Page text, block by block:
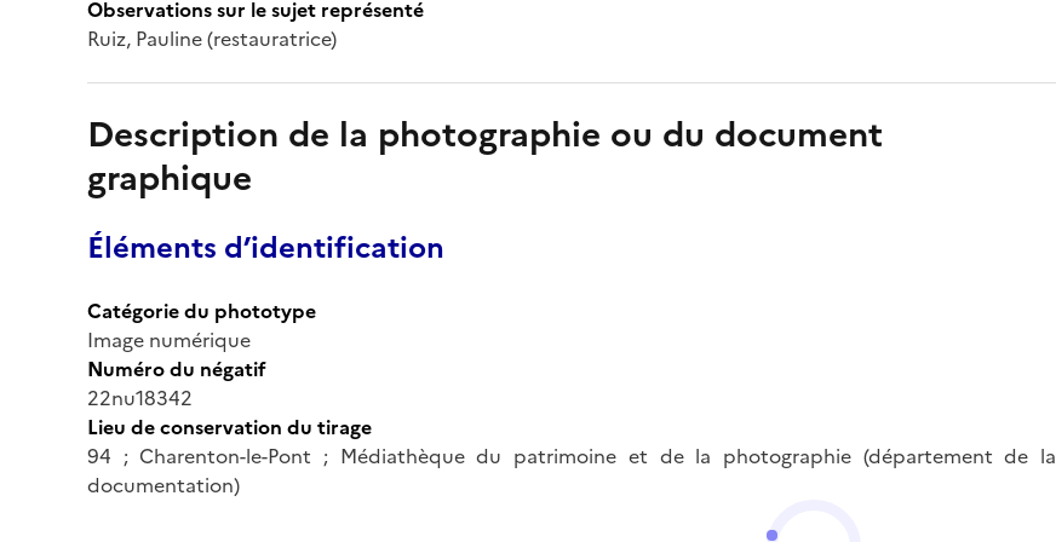
Observations sur le sujet représenté
Ruiz, Pauline (restauratrice)
Description de la photographie ou du document
graphique
Éléments d’identification
Catégorie du phototype
Image numérique
Numéro du négatif
22nu18342
Lieu de conservation du tirage
94 ; Charenton-le-Pont ; Médiathèque du patrimoine et de la photographie (département de la
documentation)